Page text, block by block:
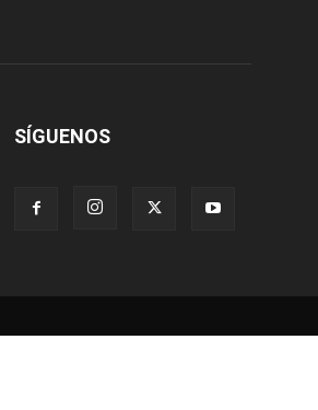
SÍGUENOS